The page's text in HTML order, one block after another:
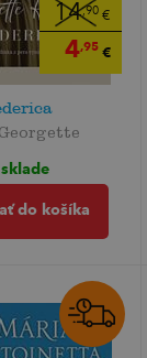
14,90€
4,95€
do košíka